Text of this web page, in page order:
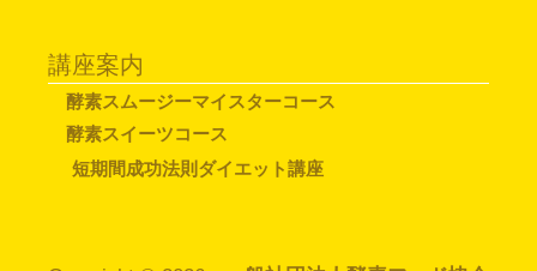
講座案内
酵素スムージーマイスターコース
酵素スイーツコース
短期間成功法則ダイエット講座